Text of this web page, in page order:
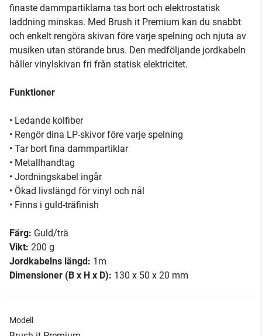
finaste dammpartiklarna tas bort och elektrostatisk
laddning minskas. Med Brush it Premium kan du snabbt
och enkelt rengöra skivan före varje spelning och njuta av
musiken utan störande brus. Den medföljande jordkabeln
håller vinylskivan fri från statisk elektricitet.
Funktioner
• Ledande kolfiber
• Rengör dina LP-skivor före varje spelning
• Tar bort fina dammpartiklar
• Metallhandtag
• Jordningskabel ingår
• Ökad livslängd för vinyl och nål
• Finns i guld-träfinish
Färg: Guld/trä
Vikt: 200 g
Jordkabelns längd: 1m
Dimensioner (B x H x D): 130 x 50 x 20 mm
Modell